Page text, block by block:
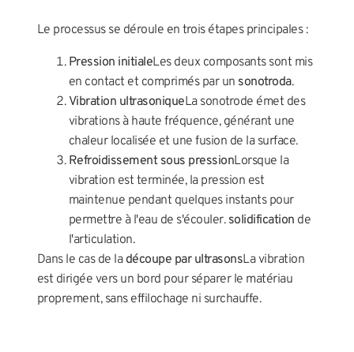
Le processus se déroule en trois étapes principales :
Pression initialeLes deux composants sont mis
en contact et comprimés par un sonotroda.
Vibration ultrasoniqueLa sonotrode émet des
vibrations à haute fréquence, générant une
chaleur localisée et une fusion de la surface.
Refroidissement sous pressionLorsque la
vibration est terminée, la pression est
maintenue pendant quelques instants pour
permettre à l'eau de s'écouler. solidification de
l'articulation.
Dans le cas de ladécoupe par ultrasonsLa vibration
est dirigée vers un bord pour séparer le matériau
proprement, sans effilochage ni surchauffe.